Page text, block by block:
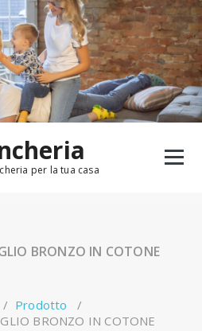
per la tua casa
BRONZO IN COTONE
/ Prodotto /
BRONZO IN COTONE